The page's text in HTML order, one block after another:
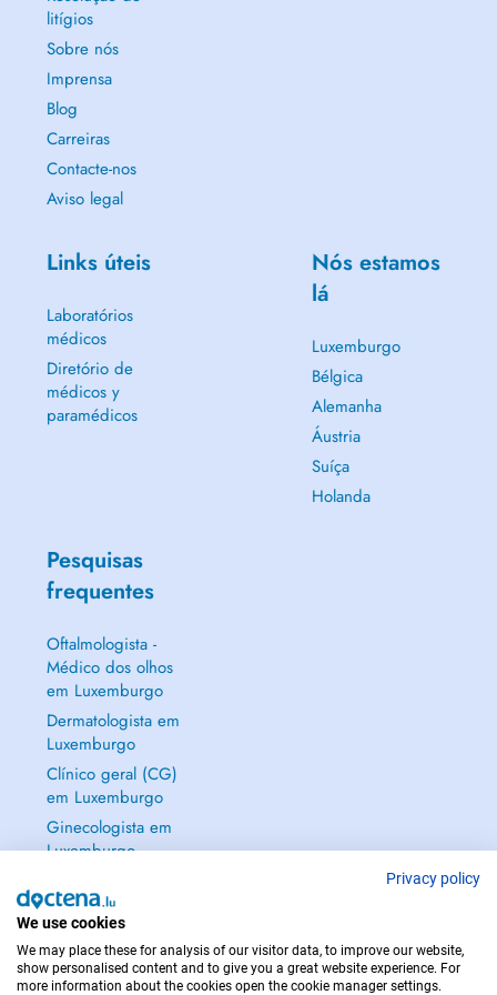
Treatments:
- Check-Up Appointment
- Emergency (Broken Tooth, Pain, Abcess)
- Dental Scaling (Cleaning)
- Dental Filling (Cavity)
- Dental Extraction
- Bruxism Treatment
- Aesthetic Evaluation (Veneers or Crowns)
litígios
Sobre nós
Imprensa
Blog
Carreiras
Contacte-nos
Aviso legal
Links úteis
Laboratórios
médicos
Diretório de
médicos y
paramédicos
Nós estamos
lá
Luxemburgo
Bélgica
Alemanha
Áustria
Suíça
Holanda
Pesquisas
frequentes
Oftalmologista -
Médico dos olhos
em Luxemburgo
Dermatologista em
Luxemburgo
Clínico geral (CG)
em Luxemburgo
Ginecologista em
Luxemburgo
Privacy policy
We use cookies
We may place these for analysis of our visitor data, to improve our website,
show personalised content and to give you a great website experience. For
more information about the cookies open the cookie manager settings.